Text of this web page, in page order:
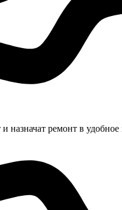
назначат ремонт в удобное